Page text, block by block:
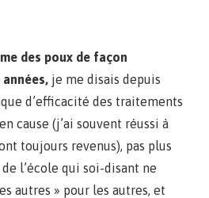
des poux de façon
je me disais depuis
d’efficacité des traitements
cause (j’ai souvent réussi à
toujours revenus), pas plus
l’école qui soi-disant ne
autres » pour les autres, et